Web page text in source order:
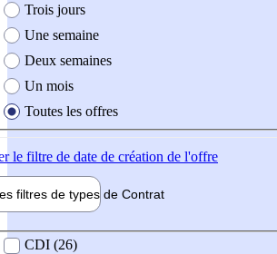
Trois jours
Une semaine
Deux semaines
Un mois
Toutes les offres
le filtre de date de création de l'offre
filtres de types de Contrat
contrat
CDI (26)